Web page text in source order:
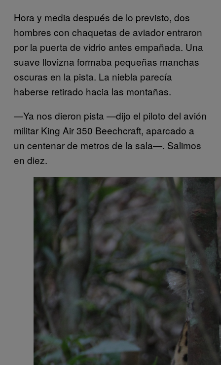
Hora y media después de lo previsto, dos
hombres con chaquetas de aviador entraron
por la puerta de vidrio antes empañada. Una
suave llovizna formaba pequeñas manchas
oscuras en la pista. La niebla parecía
haberse retirado hacia las montañas.
—Ya nos dieron pista —dijo el piloto del avión
militar King Air 350 Beechcraft, aparcado a
un centenar de metros de la sala—. Salimos
en diez.